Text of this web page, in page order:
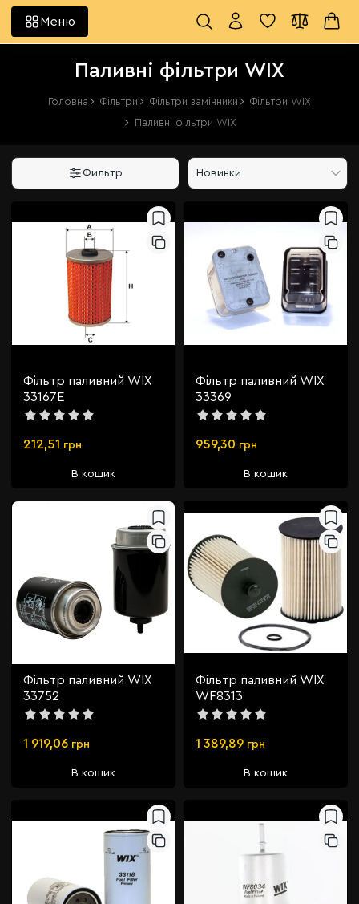
Меню
Паливні фільтри WIX
Головна Фільтри Фільтри замінники
Фільтри WIX
Паливні фільтри WIX
Фильтр Новинки
Фільтр паливний WIX
33167E
212,51 грн
В кошик
Фільтр паливний WIX
33369
959,30 грн
В кошик
Фільтр паливний WIX
33752
1 919,06 грн
В кошик
Фільтр паливний WIX
WF8313
1 389,89 грн
В кошик